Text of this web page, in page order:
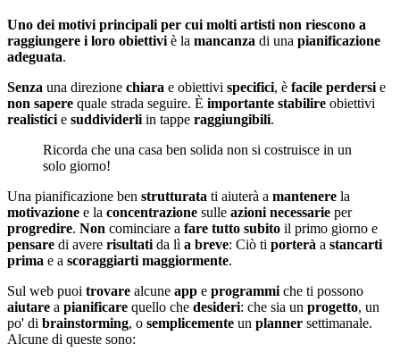
Uno dei motivi principali per cui molti artisti non riescono a
raggiungere i loro obiettivi è la mancanza di una pianificazione
adeguata.
Senza una direzione chiara e obiettivi specifici, è facile perdersi e
non sapere quale strada seguire. È importante stabilire obiettivi
realistici e suddividerli in tappe raggiungibili.
Ricorda che una casa ben solida non si costruisce in un
solo giorno!
Una pianificazione ben strutturata ti aiuterà a mantenere la
motivazione e la concentrazione sulle azioni necessarie per
progredire. Non cominciare a fare tutto subito il primo giorno e
pensare di avere risultati da lì a breve: Ciò ti porterà a stancarti
prima e a scoraggiarti maggiormente.
Sul web puoi trovare alcune app e programmi che ti possono
aiutare a pianificare quello che desideri: che sia un progetto, un
po' di brainstorming, o semplicemente un planner settimanale.
Alcune di queste sono: